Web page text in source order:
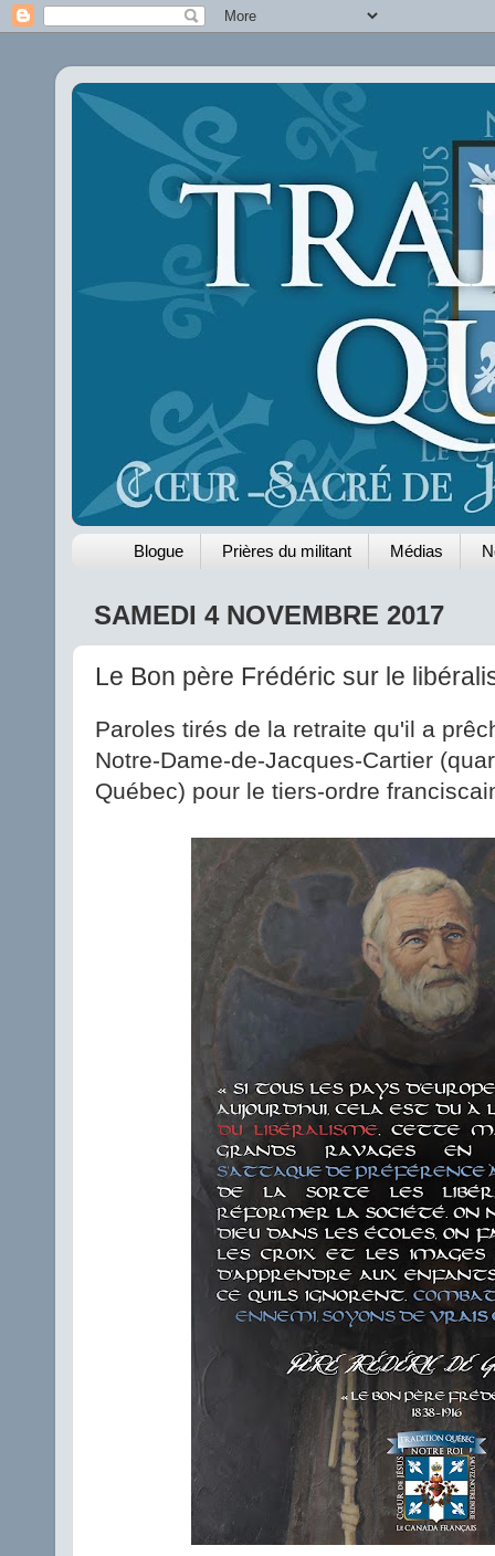
Blogue Prières du militant Médias
SAMEDI 4 NOVEMBRE 2017
Le Bon père Frédéric sur le
Paroles tirés de la retraite qu'il a
Notre-Dame-de-Jacques-Cartier
Québec) pour le tiers-ordre